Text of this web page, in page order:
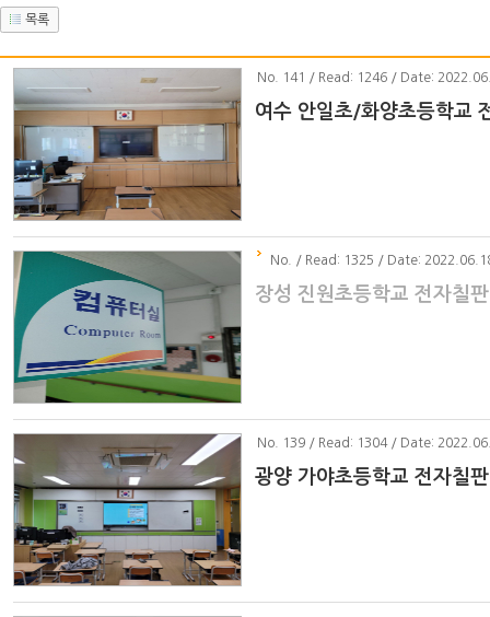
목록
No . 141 / Read: 1246 / Date:
여수 안일초/화양초등학교
No . / Read: 1325 / Date:
장성 진원초등학교 전자칠
No . 139 / Read: 1304 / Date:
광양 가야초등학교 전자칠